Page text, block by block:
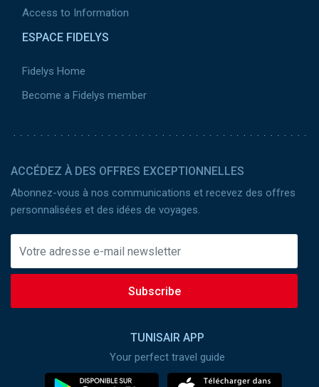
Access to Information
ESPACE FIDELYS
Fidelys Home
Become a Fidelys member
ACCÉDEZ À DES OFFRES EXCEPTIONNELLES
Abonnez-vous à nos communications et recevez des offres
personnalisées et des idées de voyages.
Subscribe
TUNISAIR APP
Your perfect travel guide